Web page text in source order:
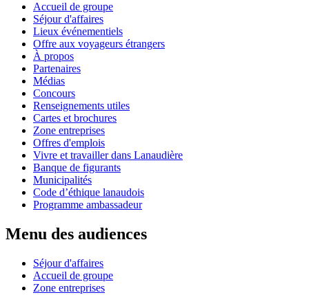
Accueil de groupe
Séjour d'affaires
Lieux événementiels
Offre aux voyageurs étrangers
À propos
Partenaires
Médias
Concours
Renseignements utiles
Cartes et brochures
Zone entreprises
Offres d'emplois
Vivre et travailler dans Lanaudière
Banque de figurants
Municipalités
Code d’éthique lanaudois
Programme ambassadeur
Menu des audiences
Séjour d'affaires
Accueil de groupe
Zone entreprises